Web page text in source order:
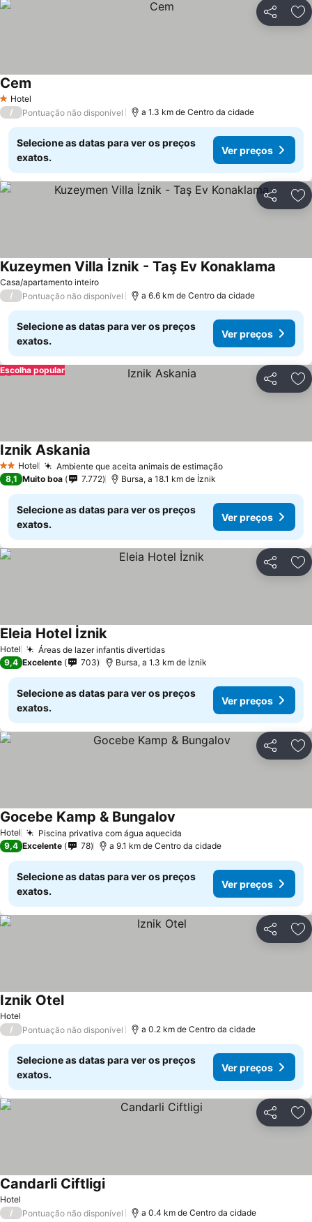
Partilhar
1 Estrelas
Hotel
Cem
/ Pontuação não disponível a 1.3 km de Centro da cidade
Selecione as datas para ver os preços
exatos.
Ver preços
Partilhar
Casa/apartamento inteiro
Kuzeymen Villa İznik - Taş Ev Konaklama
/ Pontuação não disponível a 6.6 km de Centro da cidade
Selecione as datas para ver os preços
exatos.
Ver preços
Partilhar
Escolha popular
2 Estrelas
Hotel Ambiente que aceita animais de estimação
Iznik Askania
8,1 Muito boa 7.772 Bursa, a 18.1 km de İznik
Selecione as datas para ver os preços
exatos.
Ver preços
Partilhar
Hotel Áreas de lazer infantis divertidas
Eleia Hotel İznik
9,4 Excelente 703 Bursa, a 1.3 km de İznik
Selecione as datas para ver os preços
exatos.
Ver preços
Partilhar
Hotel Piscina privativa com água aquecida
Gocebe Kamp & Bungalov
9,4 Excelente 78 a 9.1 km de Centro da cidade
Selecione as datas para ver os preços
exatos.
Ver preços
Partilhar
Hotel
Iznik Otel
/ Pontuação não disponível a 0.2 km de Centro da cidade
Selecione as datas para ver os preços
exatos.
Ver preços
Partilhar
Hotel
Candarli Ciftligi
/ Pontuação não disponível a 0.4 km de Centro da cidade